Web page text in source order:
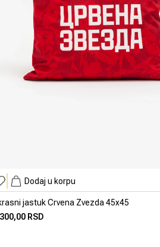
Dodaj u korpu
jastuk Crvena Zvezda 45x45
RSD